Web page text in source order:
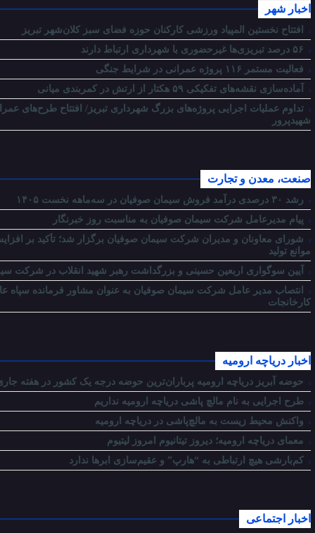
اخبار شهر
افتتاح نخستین المپیاد ورزشی کارکنان حوزه فضای سبز کلان‌شهر تبریز
فعالیت مستمر ۱۱۶ پروژه عمرانی در شرایط جنگی
آماده‌سازی نقشه‌های تفکیکی ۵۹ هکتار از ارتش در کمربندی میانی
تداوم عملیات اجرایی پروژه‌های بزرگ شهرداری تبریز/ افتتاح طرح‌های
شهیدپرور
صنعت، معدن و تجارت
رشد ۳۰ درصدی درآمد فروش سیمان صوفیان در سه‌ماهه نخست ۱۴۰۵
پیام مدیرعامل شرکت سیمان صوفیان به مناسبت روز خبرنگار
شورای معاونان و مدیران شرکت سیمان صوفیان برگزار شد؛ تأکید بر
موانع تولید
آیین سوگواری اربعین حسینی و بزرگداشت رهبر شهید انقلاب در شرکت
انتصاب مدیر عامل شرکت سیمان صوفیان به عنوان مشاور فرمانده سپاه
کارخانجات
اخبار دریاچه ارومیه
حوضه آبریز دریاچه ارومیه پرباران‌ترین حوضه‌ درجه یک کشور در هفته
طرح اجرایی به نام مالچ پاشی دریاچه ارومیه نداریم
واکنش محیط زیست به مالچ‌پاشی در دریاچه ارومیه
معمای دریاچه ارومیه؛ دیروز تیتانیوم امروز لیتیوم
کم‌بارشی هیچ ارتباطی به “هارپ” و عقیم‌سازی ابرها ندارد
اخبار اجتماعی